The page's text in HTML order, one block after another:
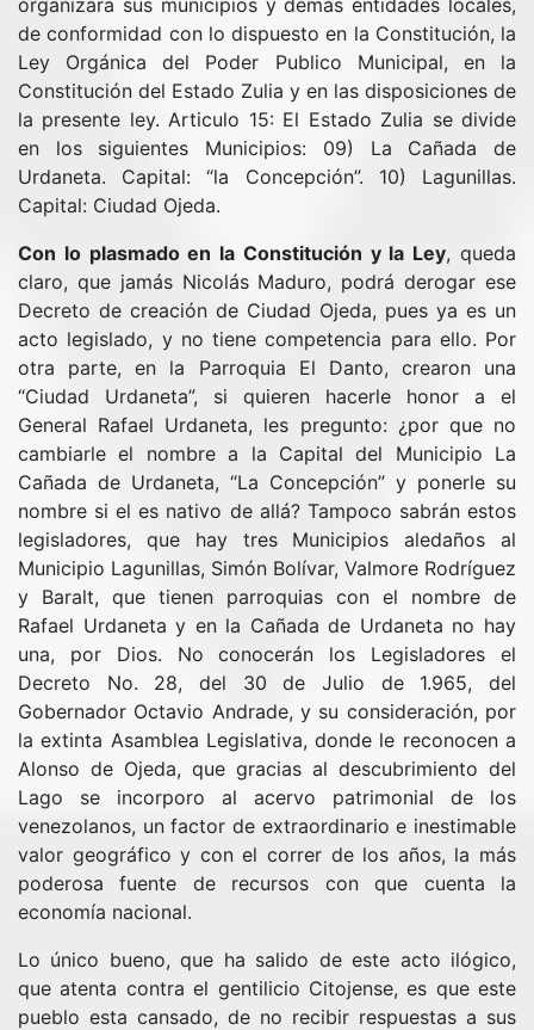
organizara sus municipios y demás entidades locales,
de conformidad con lo dispuesto en la Constitución, la
Ley Orgánica del Poder Publico Municipal, en la
Constitución del Estado Zulia y en las disposiciones de
la presente ley. Articulo 15: El Estado Zulia se divide
en los siguientes Municipios: 09) La Cañada de
Urdaneta. Capital: “la Concepción”. 10) Lagunillas.
Capital: Ciudad Ojeda.
Con lo plasmado en la Constitución y la Ley, queda
claro, que jamás Nicolás Maduro, podrá derogar ese
Decreto de creación de Ciudad Ojeda, pues ya es un
acto legislado, y no tiene competencia para ello. Por
otra parte, en la Parroquia El Danto, crearon una
“Ciudad Urdaneta”, si quieren hacerle honor a el
General Rafael Urdaneta, les pregunto: ¿por que no
cambiarle el nombre a la Capital del Municipio La
Cañada de Urdaneta, “La Concepción” y ponerle su
nombre si el es nativo de allá? Tampoco sabrán estos
legisladores, que hay tres Municipios aledaños al
Municipio Lagunillas, Simón Bolívar, Valmore Rodríguez
y Baralt, que tienen parroquias con el nombre de
Rafael Urdaneta y en la Cañada de Urdaneta no hay
una, por Dios. No conocerán los Legisladores el
Decreto No. 28, del 30 de Julio de 1.965, del
Gobernador Octavio Andrade, y su consideración, por
la extinta Asamblea Legislativa, donde le reconocen a
Alonso de Ojeda, que gracias al descubrimiento del
Lago se incorporo al acervo patrimonial de los
venezolanos, un factor de extraordinario e inestimable
valor geográfico y con el correr de los años, la más
poderosa fuente de recursos con que cuenta la
economía nacional.
Lo único bueno, que ha salido de este acto ilógico,
que atenta contra el gentilicio Citojense, es que este
pueblo esta cansado, de no recibir respuestas a sus